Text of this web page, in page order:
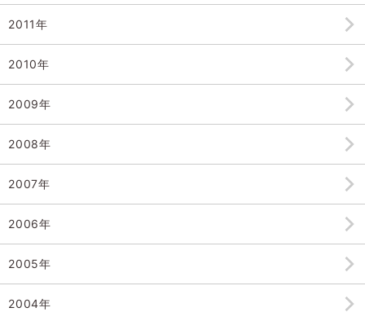
2011年
2010年
2009年
2008年
2007年
2006年
2005年
2004年